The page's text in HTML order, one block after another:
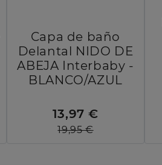
Capa de baño
Delantal NIDO DE
ABEJA Interbaby -
BLANCO/AZUL
13,97 €
19,95 €